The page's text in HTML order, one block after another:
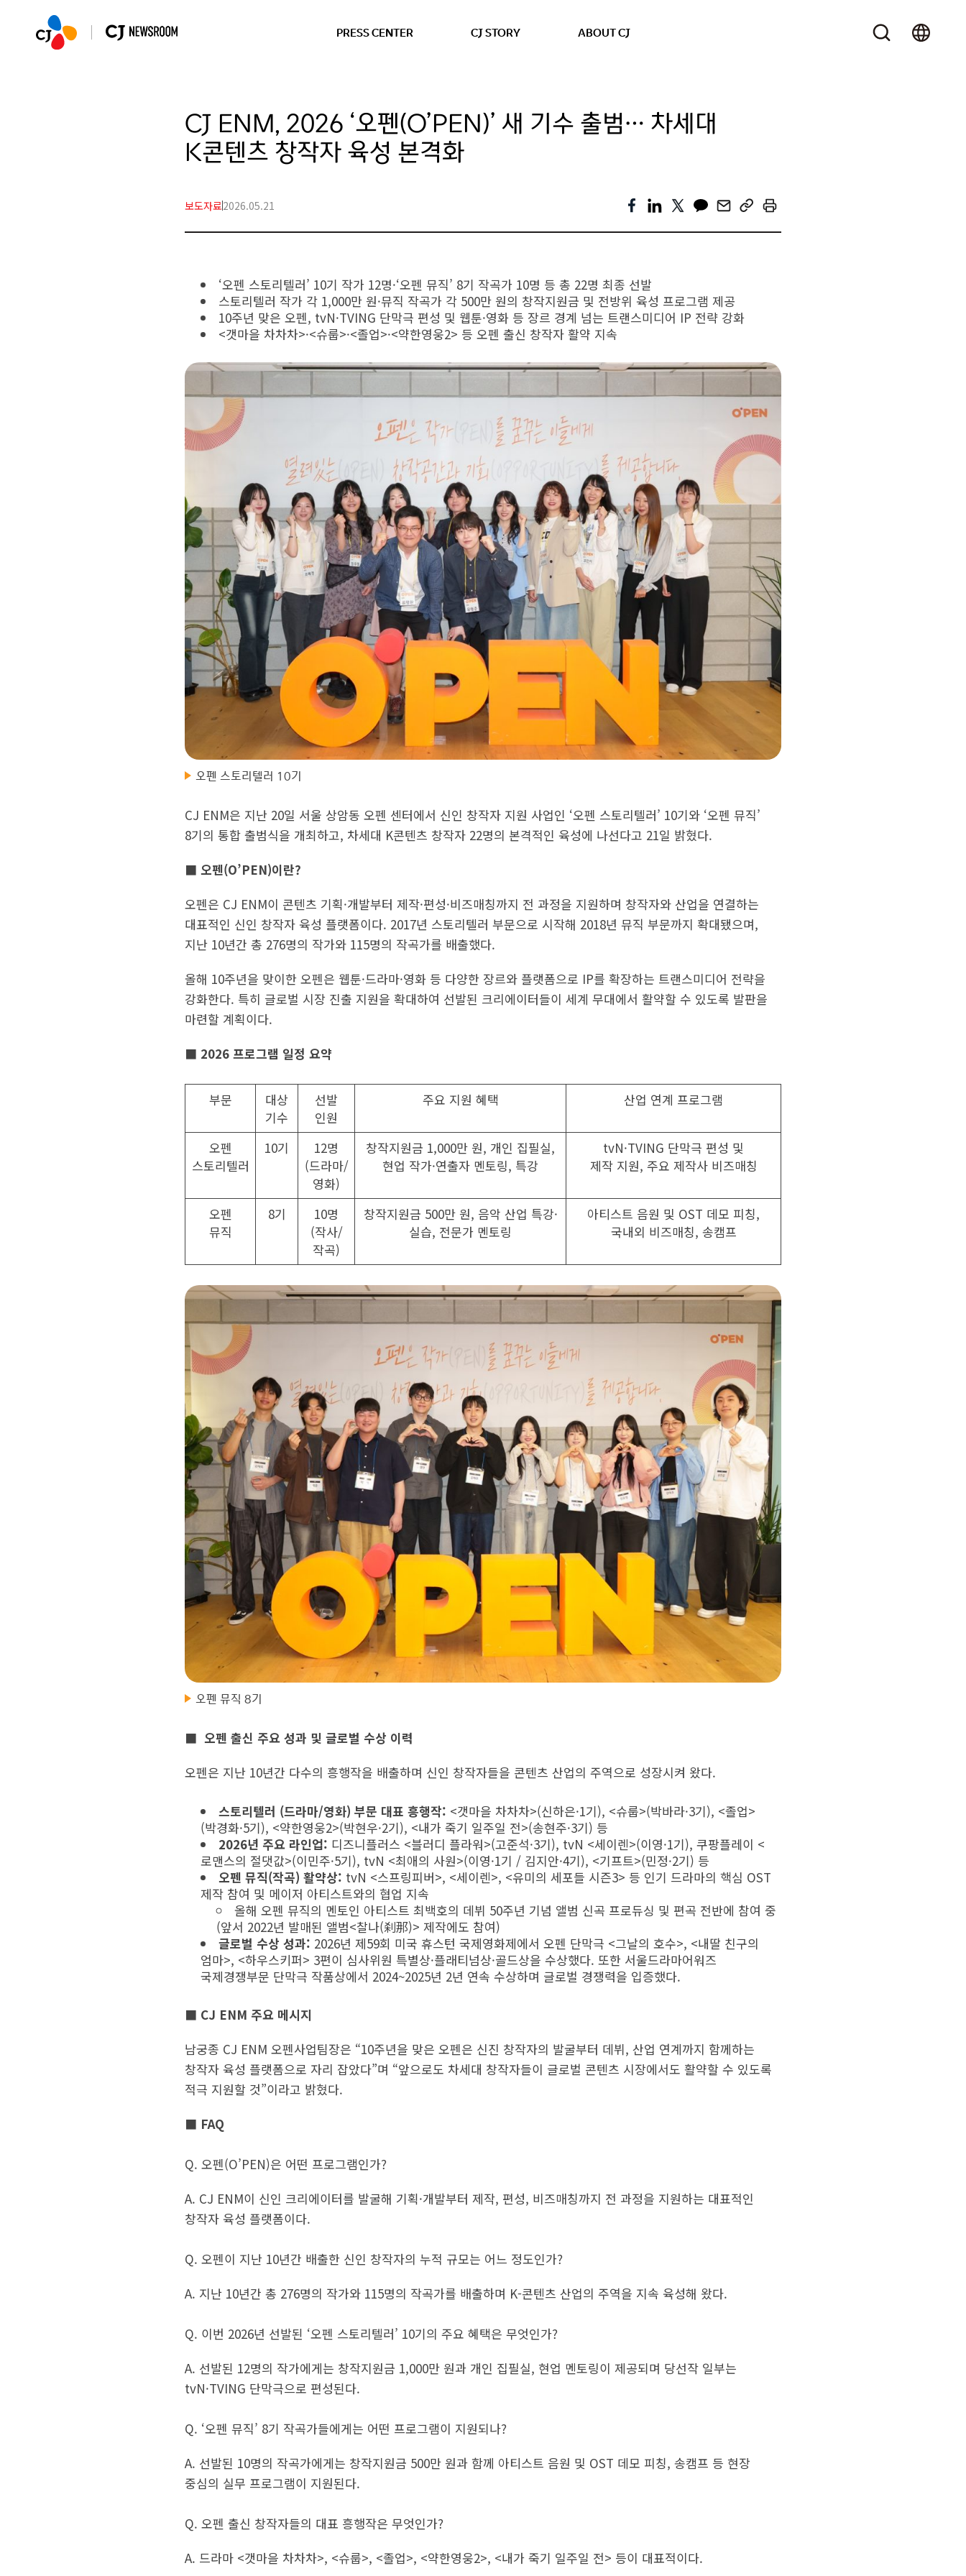
PRESS CENTER CJ STORY ABOUT CJ
CJ ENM, 2026 ‘오펜(O’PEN)’ 새 기수 출범… 차세대
K콘텐츠 창작자 육성 본격화
보도자료2026.05.21
‘오펜 스토리텔러’ 10기 작가 12명·‘오펜 뮤직’ 8기 작곡가 10명 등 총 22명 최종 선발
스토리텔러 작가 각 1,000만 원·뮤직 작곡가 각 500만 원의 창작지원금 및 전방위 육성 프로그램 제공
10주년 맞은 오펜, tvN·TVING 단막극 편성 및 웹툰·영화 등 장르 경계 넘는 트랜스미디어 IP 전략 강화
<갯마을 차차차>·<슈룹>·<졸업>·<약한영웅2> 등 오펜 출신 창작자 활약 지속
오펜 스토리텔러 10기
CJ ENM은 지난 20일 서울 상암동 오펜 센터에서 신인 창작자 지원 사업인 ‘오펜 스토리텔러’ 10기와 ‘오펜 뮤직’
8기의 통합 출범식을 개최하고, 차세대 K콘텐츠 창작자 22명의 본격적인 육성에 나선다고 21일 밝혔다.
■ 오펜(O’PEN)이란?
오펜은 CJ ENM이 콘텐츠 기획·개발부터 제작·편성·비즈매칭까지 전 과정을 지원하며 창작자와 산업을 연결하는
대표적인 신인 창작자 육성 플랫폼이다. 2017년 스토리텔러 부문으로 시작해 2018년 뮤직 부문까지 확대됐으며,
지난 10년간 총 276명의 작가와 115명의 작곡가를 배출했다.
올해 10주년을 맞이한 오펜은 웹툰·드라마·영화 등 다양한 장르와 플랫폼으로 IP를 확장하는 트랜스미디어 전략을
강화한다. 특히 글로벌 시장 진출 지원을 확대하여 선발된 크리에이터들이 세계 무대에서 활약할 수 있도록 발판을
마련할 계획이다.
■ 2026 프로그램 일정 요약
부문
대상
기수
선발
인원
주요 지원 혜택 산업 연계 프로그램
오펜
스토리텔러
10기
12명
(드라마/
영화)
창작지원금 1,000만 원, 개인 집필실,
현업 작가·연출자 멘토링, 특강
tvN·TVING 단막극 편성 및
제작 지원, 주요 제작사 비즈매칭
오펜
뮤직
8기
10명
(작사/
작곡)
창작지원금 500만 원, 음악 산업 특강·
실습, 전문가 멘토링
아티스트 음원 및 OST 데모 피칭,
국내외 비즈매칭, 송캠프
오펜 뮤직 8기
■ 오펜 출신 주요 성과 및 글로벌 수상 이력
오펜은 지난 10년간 다수의 흥행작을 배출하며 신인 창작자들을 콘텐츠 산업의 주역으로 성장시켜 왔다.
스토리텔러 (드라마/영화) 부문 대표 흥행작: <갯마을 차차차>(신하은·1기), <슈룹>(박바라·3기), <졸업>
(박경화·5기), <약한영웅2>(박현우·2기), <내가 죽기 일주일 전>(송현주·3기) 등
2026년 주요 라인업: 디즈니플러스 <블러디 플라워>(고준석·3기), tvN <세이렌>(이영·1기), 쿠팡플레이 <
로맨스의 절댓값>(이민주·5기), tvN <최애의 사원>(이영·1기 / 김지안·4기), <기프트>(민정·2기) 등
오펜 뮤직(작곡) 활약상: tvN <스프링피버>, <세이렌>, <유미의 세포들 시즌3> 등 인기 드라마의 핵심 OST
제작 참여 및 메이저 아티스트와의 협업 지속
올해 오펜 뮤직의 멘토인 아티스트 최백호의 데뷔 50주년 기념 앨범 신곡 프로듀싱 및 편곡 전반에 참여 중
(앞서 2022년 발매된 앨범<찰나(刹那)> 제작에도 참여)
글로벌 수상 성과: 2026년 제59회 미국 휴스턴 국제영화제에서 오펜 단막극 <그날의 호수>, <내딸 친구의
엄마>, <하우스키퍼> 3편이 심사위원 특별상·플래티넘상·골드상을 수상했다. 또한 서울드라마어워즈
국제경쟁부문 단막극 작품상에서 2024~2025년 2년 연속 수상하며 글로벌 경쟁력을 입증했다.
■ CJ ENM 주요 메시지
남궁종 CJ ENM 오펜사업팀장은 “10주년을 맞은 오펜은 신진 창작자의 발굴부터 데뷔, 산업 연계까지 함께하는
창작자 육성 플랫폼으로 자리 잡았다”며 “앞으로도 차세대 창작자들이 글로벌 콘텐츠 시장에서도 활약할 수 있도록
적극 지원할 것”이라고 밝혔다.
■ FAQ
Q. 오펜(O’PEN)은 어떤 프로그램인가?
A. CJ ENM이 신인 크리에이터를 발굴해 기획·개발부터 제작, 편성, 비즈매칭까지 전 과정을 지원하는 대표적인
창작자 육성 플랫폼이다.
Q. 오펜이 지난 10년간 배출한 신인 창작자의 누적 규모는 어느 정도인가?
A. 지난 10년간 총 276명의 작가와 115명의 작곡가를 배출하며 K-콘텐츠 산업의 주역을 지속 육성해 왔다.
Q. 이번 2026년 선발된 ‘오펜 스토리텔러’ 10기의 주요 혜택은 무엇인가?
A. 선발된 12명의 작가에게는 창작지원금 1,000만 원과 개인 집필실, 현업 멘토링이 제공되며 당선작 일부는
tvN·TVING 단막극으로 편성된다.
Q. ‘오펜 뮤직’ 8기 작곡가들에게는 어떤 프로그램이 지원되나?
A. 선발된 10명의 작곡가에게는 창작지원금 500만 원과 함께 아티스트 음원 및 OST 데모 피칭, 송캠프 등 현장
중심의 실무 프로그램이 지원된다.
Q. 오펜 출신 창작자들의 대표 흥행작은 무엇인가?
A. 드라마 <갯마을 차차차>, <슈룹>, <졸업>, <약한영웅2>, <내가 죽기 일주일 전> 등이 대표적이다.